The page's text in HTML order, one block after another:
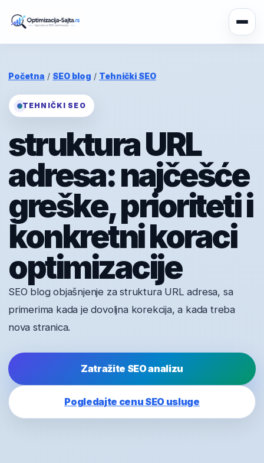
Početna / SEO blog / Tehnički SEO
TEHNIČKI SEO
struktura URL
adresa: najčešće
greške, prioriteti i
konkretni koraci
optimizacije
SEO blog objašnjenje za struktura URL adresa, sa
primerima kada je dovoljna korekcija, a kada treba
nova stranica.
Zatražite SEO analizu
Pogledajte cenu SEO usluge